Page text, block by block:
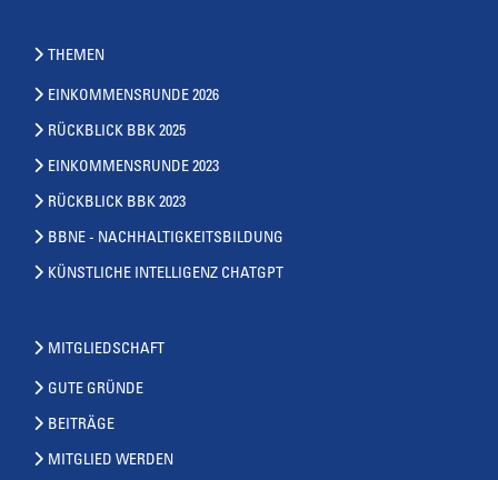
THEMEN
EINKOMMENSRUNDE 2026
RÜCKBLICK BBK 2025
EINKOMMENSRUNDE 2023
RÜCKBLICK BBK 2023
BBNE - NACHHALTIGKEITSBILDUNG
KÜNSTLICHE INTELLIGENZ CHATGPT
MITGLIEDSCHAFT
GUTE GRÜNDE
BEITRÄGE
MITGLIED WERDEN